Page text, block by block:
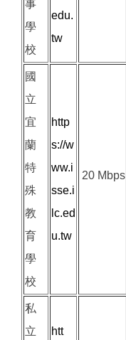
事
學
校
edu.
tw
國
立
宜
蘭
特
殊
教
育
學
校
http
s://w
ww.i
sse.i
lc.ed
u.tw
20 Mbps
私
立
htt